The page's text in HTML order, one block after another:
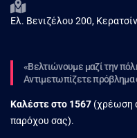
Ελ. Βενιζέλου 200,
«Βελτιώνουμε μαζί την
Αντιμετωπίζετε πρόβλημα
Καλέστε στο 1567 (χρέωση
παρόχου σας).